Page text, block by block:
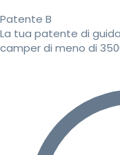
Patente B
La tua patente di
camper di meno di